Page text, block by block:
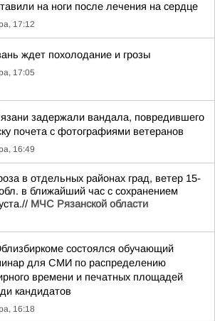
на ноги после лечения на сердце
17:12
ждет похолодание и грозы
17:05
задержали вандала, повредившего
почета с фотографиями ветеранов
16:49
в отдельных районах град, ветер 15-
в ближайший час с сохранением
МЧС Рязанской области
состоялся обучающий
для СМИ по распределению
времени и печатных площадей
кандидатов
16:18